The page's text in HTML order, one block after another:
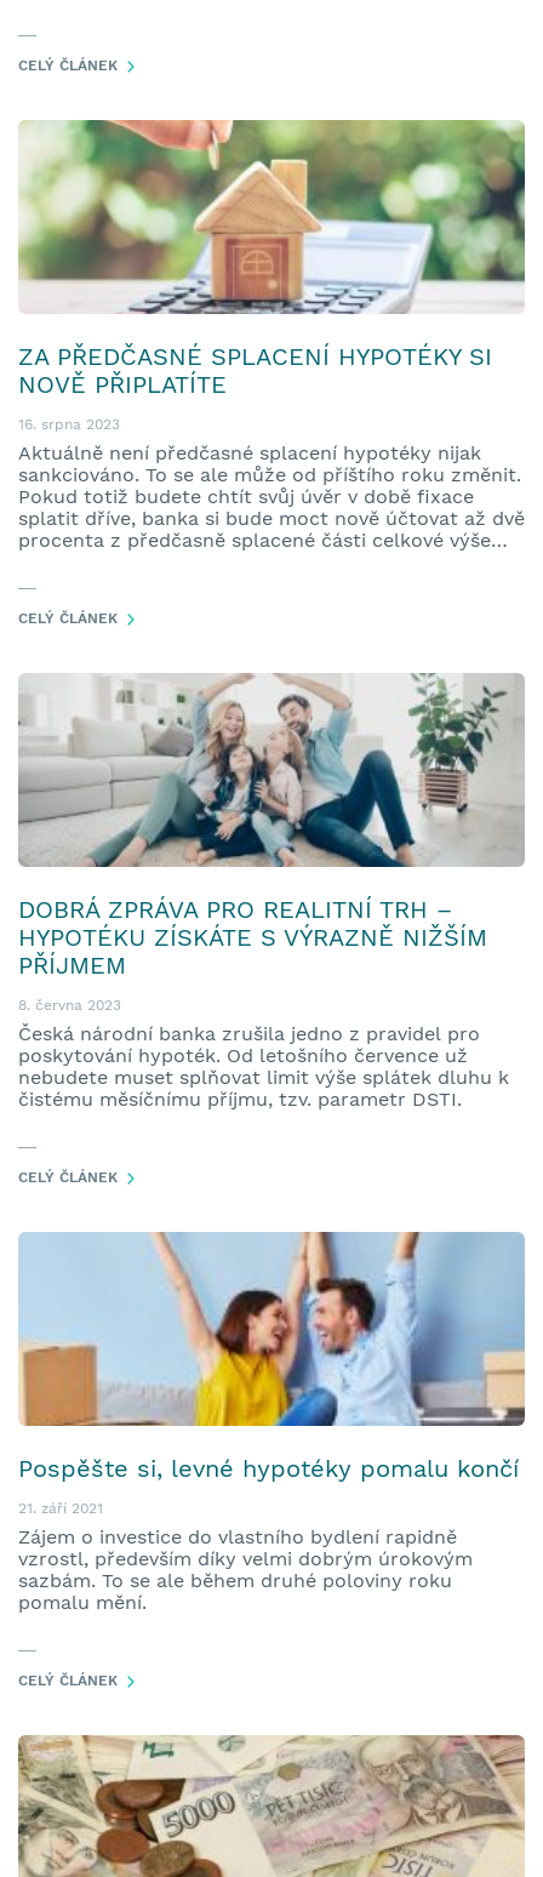
výrazně – drží se mezi pěti až šesti procenty. A
Česká národní banka se k výraznějšímu snižování
sazeb v dohledné době velmi pravděpodobně
CELÝ ČLÁNEK
ZA PŘEDČASNÉ SPLACENÍ HYPOTÉKY SI
NOVĚ PŘIPLATÍTE
16. srpna 2023
Aktuálně není předčasné splacení hypotéky nijak
sankciováno. To se ale může od příštího roku změnit.
Pokud totiž budete chtít svůj úvěr v době fixace
splatit dříve, banka si bude moct nově účtovat až dvě
procenta z předčasně splacené části celkové výše
úvěru, kterou schválila vláda.
CELÝ ČLÁNEK
DOBRÁ ZPRÁVA PRO REALITNÍ TRH –
HYPOTÉKU ZÍSKÁTE S VÝRAZNĚ NIŽŠÍM
PŘÍJMEM
8. června 2023
Česká národní banka zrušila jedno z pravidel pro
poskytování hypoték. Od letošního července už
nebudete muset splňovat limit výše splátek dluhu k
čistému měsíčnímu příjmu, tzv. parametr DSTI.
CELÝ ČLÁNEK
Pospěšte si, levné hypotéky pomalu končí
21. září 2021
Zájem o investice do vlastního bydlení rapidně
vzrostl, především díky velmi dobrým úrokovým
sazbám. To se ale během druhé poloviny roku
pomalu mění.
CELÝ ČLÁNEK